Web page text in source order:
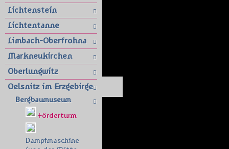
Lichtenstein
Lichtentanne
Limbach-Oberfrohna
Markneukirchen
Oberlungwitz
Oelsnitz im Erzgebirge
Bergbaumuseum
Förderturm
Dampfmaschine